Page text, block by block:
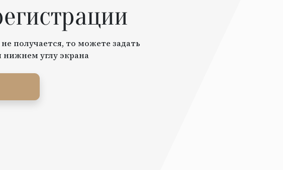
получается, то можете задать
нижнем углу экрана